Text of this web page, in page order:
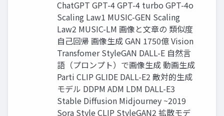
ChatGPT GPT-4 GPT-4 turbo GPT-4o
Scaling Law1 MUSIC-GEN Scaling
Law2 MUSIC-LM 画像と文章の 類似度
自己回帰 画像生成 GAN 1750億 Vision
Transfomer StyleGAN DALL-E 自然言
語（プロンプト）で画像生成 動画生成
Parti CLIP GLIDE DALL-E2 敵対的生成
モデル DDPM ADM LDM DALL-E3
Stable Diffusion Midjourney ~2019
Sora Style CLIP StyleGAN2 拡散モデ